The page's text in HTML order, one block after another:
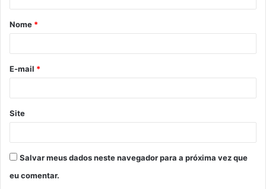
á
r
*
Nome *
E-mail *
Site
Salvar meus dados neste navegador para a próxima vez que
eu comentar.